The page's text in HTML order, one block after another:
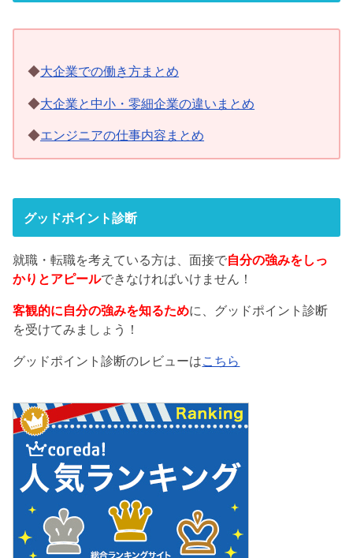
◆大企業での働き方まとめ
◆大企業と中小・零細企業の違いまとめ
◆エンジニアの仕事内容まとめ
グッドポイント診断
就職・転職を考えている方は、面接で自分の強みをしっ
かりとアピールできなければいけません！
客観的に自分の強みを知るために、グッドポイント診断
を受けてみましょう！
グッドポイント診断のレビューはこちら